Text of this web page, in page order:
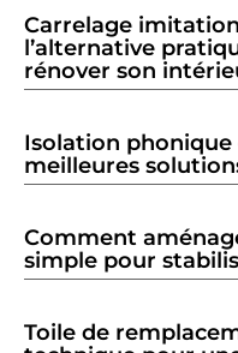
Carrelage
l’alternative
rénover son
Isolation phonique
meilleures
Comment
simple pour
Toile de